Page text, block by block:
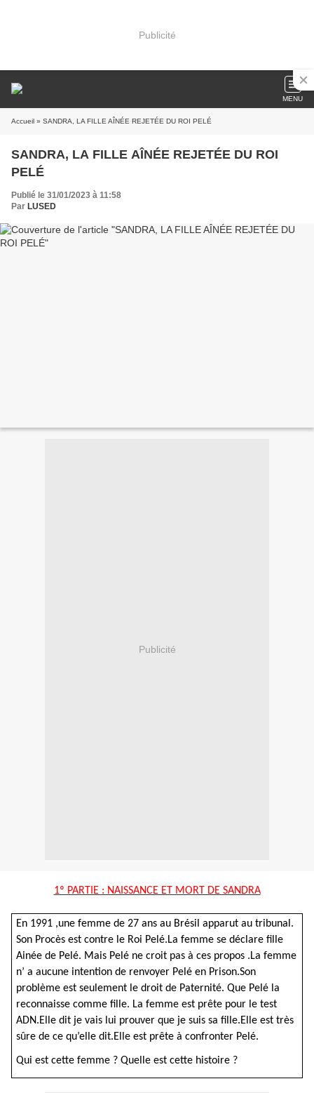
Publicité
MENU
Accueil » SANDRA, LA FILLE AÎNÉE REJETÉE DU ROI PELÉ
SANDRA, LA FILLE AÎNÉE REJETÉE DU ROI
PELÉ
Publié le 31/01/2023 à 11:58
Par LUSED
Publicité
1º PARTIE : NAISSANCE ET MORT DE SANDRA
En 1991 ,une femme de 27 ans au Brésil apparut au tribunal.
Son Procès est contre le Roi Pelé.La femme se déclare fille
Ainée de Pelé. Mais Pelé ne croit pas à ces propos .La femme
n’ a aucune intention de renvoyer Pelé en Prison.Son
problème est seulement le droit de Paternité. Que Pelé la
reconnaisse comme fille. La femme est prête pour le test
ADN.Elle dit je vais lui prouver que je suis sa fille.Elle est très
sûre de ce qu’elle dit.Elle est prête à confronter Pelé.
Qui est cette femme ? Quelle est cette histoire ?